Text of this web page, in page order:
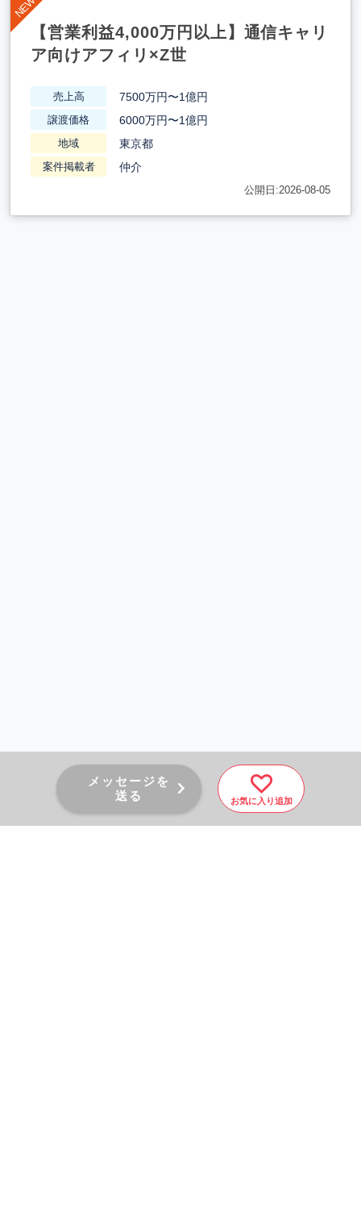
メッセージを
送る
お気に入り追加
【営業利益4,000万円以上】通信キャリ
ア向けアフィリ×Z世
売上高 7500万円〜1億円
譲渡価格 6000万円〜1億円
地域 東京都
案件掲載者 仲介
公開日:2026-08-05